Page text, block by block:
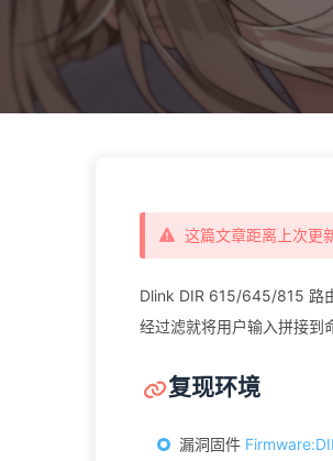
这篇文章距离上次更
Dlink DIR 615/645/815 路
经过滤就将用户输入拼接到
复现环境
漏洞固件